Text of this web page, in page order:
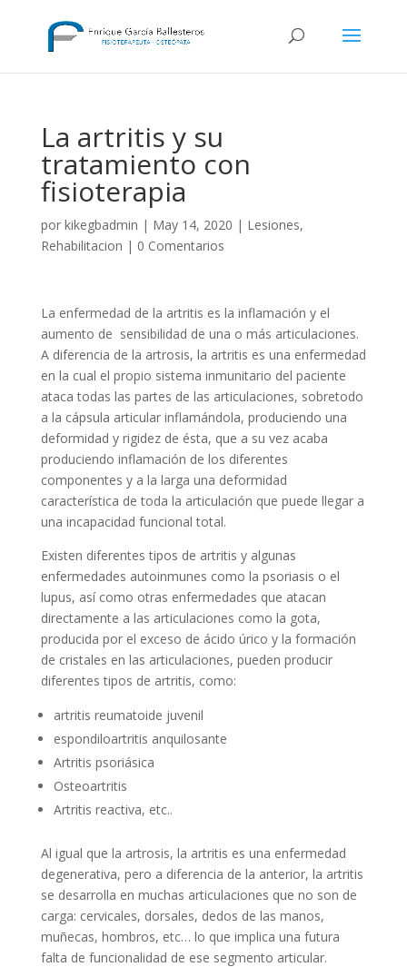
La artritis y su
tratamiento con
fisioterapia
por kikegbadmin | May 14, 2020 | Lesiones,
Rehabilitacion | 0 Comentarios
La enfermedad de la artritis es la inflamación y el
aumento de sensibilidad de una o más articulaciones.
A diferencia de la artrosis, la artritis es una enfermedad
en la cual el propio sistema inmunitario del paciente
ataca todas las partes de las articulaciones, sobretodo
a la cápsula articular inflamándola, produciendo una
deformidad y rigidez de ésta, que a su vez acaba
produciendo inflamación de los diferentes
componentes y a la larga una deformidad
característica de toda la articulación que puede llegar a
una incapacidad funcional total.
Existen diferentes tipos de artritis y algunas
enfermedades autoinmunes como la psoriasis o el
lupus, así como otras enfermedades que atacan
directamente a las articulaciones como la gota,
producida por el exceso de ácido úrico y la formación
de cristales en las articulaciones, pueden producir
diferentes tipos de artritis, como:
artritis reumatoide juvenil
espondiloartritis anquilosante
Artritis psoriásica
Osteoartritis
Artritis reactiva, etc..
Al igual que la artrosis, la artritis es una enfermedad
degenerativa, pero a diferencia de la anterior, la artritis
se desarrolla en muchas articulaciones que no son de
carga: cervicales, dorsales, dedos de las manos,
muñecas, hombros, etc… lo que implica una futura
falta de funcionalidad de ese segmento articular.